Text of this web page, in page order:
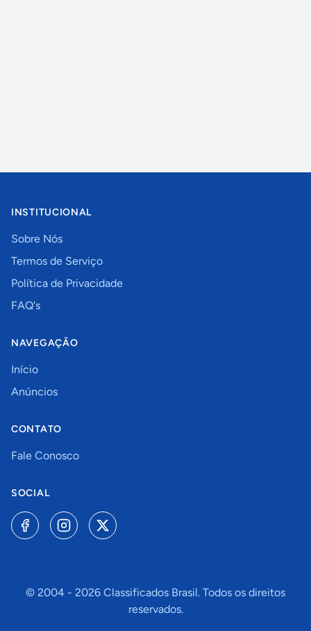
INSTITUCIONAL
Sobre Nós
Termos de Serviço
Política de Privacidade
FAQ's
NAVEGAÇÃO
Início
Anúncios
CONTATO
Fale Conosco
SOCIAL
© 2004 - 2026 Classificados Brasil. Todos os direitos
reservados.